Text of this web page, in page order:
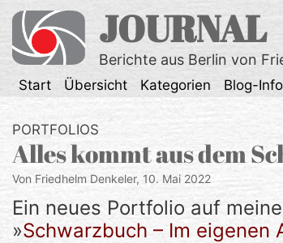
JOURNAL
Berichte aus Berlin von
Start Übersicht Kategorien Blog-Info
PORTFOLIOS
Alles kommt aus dem
Von Friedhelm Denkeler, 10. Mai 2022
Ein neues Portfolio auf
»Schwarzbuch – Im eigenen